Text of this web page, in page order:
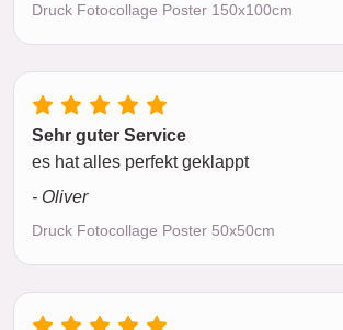
Druck Fotocollage Poster 150x100cm
Sehr guter Service
es hat alles perfekt geklappt
- Oliver
Druck Fotocollage Poster 50x50cm